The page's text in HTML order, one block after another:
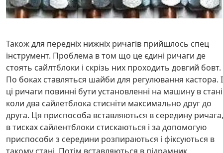
Також для передніх нижніх ричагів прийшлось спец
інструмент. Проблема в том що це єдині ричаги де
стоять сайлтблоки і скрізь них проходить довгий бовт.
По боках ставляться шайби для регулювання кастора. І
ці ричаги повинні бути установленні на машину в стані
коли два сайлетблока стисніти максимально друг до
друга. Ця приспособа вставляються в середину ричага,
в тисках сайлентблоки стискаються і за допомогую
приспособи з середини розпираються і фіксуються в